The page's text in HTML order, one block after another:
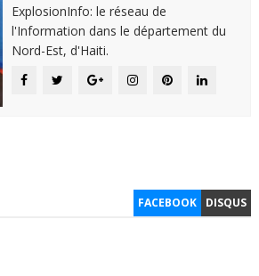
ExplosionInfo: le réseau de
l'Information dans le département du
Nord-Est, d'Haiti.
FACEBOOK DISQUS